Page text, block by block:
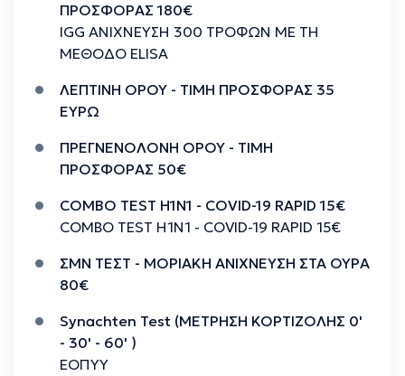
αρχείου. Επίσης παρέχεται η δυνατότητα
αποστολής των αποτελεσμάτων με e-mail. Το
μικροβιολογικό μας εργαστήριο εξειδικεύεται σε
αλλά και κατ’οίκον, όταν αυτό απαιτείται.
ΠΡΟΣΦΟΡΑΣ 180€
IGG ΑΝΙΧΝΕΥΣΗ 300 ΤΡΟΦΩΝ ΜΕ ΤΗ
ΜΕΘΟΔΟ ELISA
ΛΕΠΤΙΝΗ ΟΡΟΥ - ΤΙΜΗ ΠΡΟΣΦΟΡΑΣ 35
ΕΥΡΩ
ΠΡΕΓΝΕΝΟΛΟΝΗ ΟΡΟΥ - ΤΙΜΗ
ΠΡΟΣΦΟΡΑΣ 50€
COMBO TEST H1N1 - COVID-19 RAPID 15€
COMBO TEST H1N1 - COVID-19 RAPID 15€
ΣΜΝ ΤΕΣΤ - MOΡΙΑΚΗ ΑΝΙΧΝΕΥΣΗ ΣΤΑ ΟΥΡΑ
80€
Synachten Test (METΡΗΣΗ ΚΟΡΤΙΖΟΛΗΣ 0'
- 30' - 60' )
ΕΟΠΥΥ